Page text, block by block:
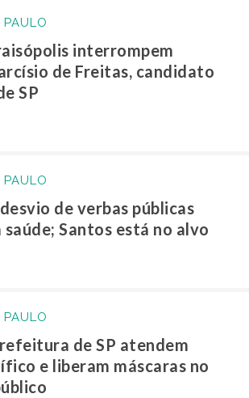
interrompem
de Freitas, candidato
SP
de verbas públicas
Santos está no alvo
de SP atendem
e liberam máscaras no